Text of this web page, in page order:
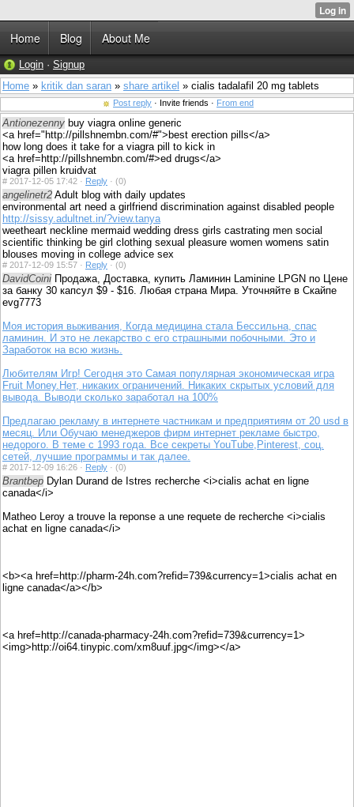
Home Blog About Me
Login · Signup
Home » kritik dan saran » share artikel » cialis tadalafil 20 mg tablets
Post reply · Invite friends · From end
Antionezenny buy viagra online generic
<a href="http://pillshnembn.com/#">best erection pills</a>
how long does it take for a viagra pill to kick in
<a href=http://pillshnembn.com/#>ed drugs</a>
viagra pillen kruidvat
# 2017-12-05 17:42 · Reply · (0)
angelinetr2 Adult blog with daily updates
environmental art need a girlfriend discrimination against disabled people
http://sissy.adultnet.in/?view.tanya
weetheart neckline mermaid wedding dress girls castrating men social
scientific thinking be girl clothing sexual pleasure women womens satin
blouses moving in college advice sex
# 2017-12-09 15:57 · Reply · (0)
DavidCoini Продажа, Доставка, купить Ламинин Laminine LPGN по Цене
за банку 30 капсул $9 - $16. Любая страна Мира. Уточняйте в Скайпе
evg7773
Моя история выживания, Когда медицина стала Бессильна, спас
ламинин. И это не лекарство с его страшными побочными. Это и
Заработок на всю жизнь.
Любителям Игр! Сегодня это Самая популярная экономическая игра
Fruit Money.Нет, никаких ограничений. Никаких скрытых условий для
вывода. Выводи сколько заработал на 100%
Предлагаю рекламу в интернете частникам и предприятиям от 20 usd в
месяц. Или Обучаю менеджеров фирм интернет рекламе быстро,
недорого. В теме с 1993 года. Все секреты YouTube,Pinterest, соц.
сетей, лучшие программы и так далее.
# 2017-12-09 16:26 · Reply · (0)
Brantbep Dylan Durand de Istres recherche <i>cialis achat en ligne
canada</i>
Matheo Leroy a trouve la reponse a une requete de recherche <i>cialis
achat en ligne canada</i>
<b><a href=http://pharm-24h.com?refid=739&currency=1>cialis achat en
ligne canada</a></b>
<a href=http://canada-pharmacy-24h.com?refid=739&currency=1>
<img>http://oi64.tinypic.com/xm8uuf.jpg</img></a>